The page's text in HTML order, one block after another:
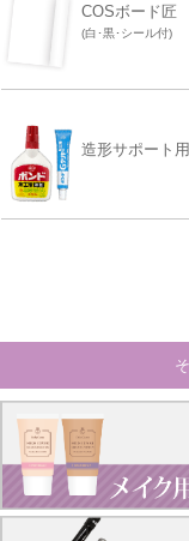
COSボード匠
(白･黒･シール付)
造形サポート